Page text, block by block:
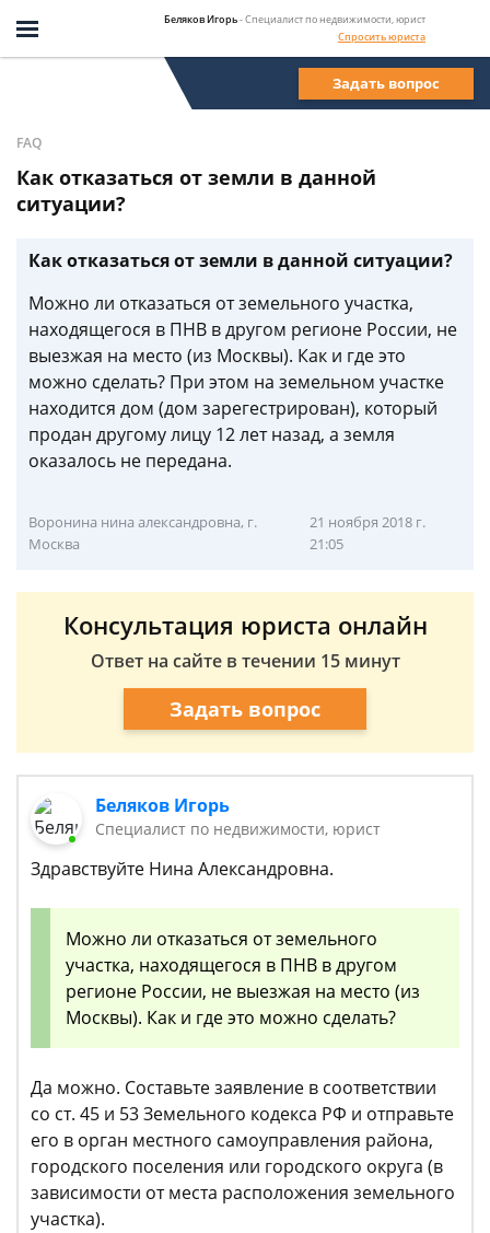
Беляков Игорь- Специалист по недвижимости, юрист
Спросить юриста
Задать вопрос
FAQ
Как отказаться от земли в данной
ситуации?
Как отказаться от земли в данной ситуации?
Можно ли отказаться от земельного участка,
находящегося в ПНВ в другом регионе России, не
выезжая на место (из Москвы). Как и где это
можно сделать? При этом на земельном участке
находится дом (дом зарегестрирован), который
продан другому лицу 12 лет назад, а земля
оказалось не передана.
Воронина нина александровна, г.
Москва
21 ноября 2018 г.
21:05
Консультация юриста онлайн
Ответ на сайте в течении 15 минут
Задать вопрос
Беляков Игорь
Специалист по недвижимости, юрист
Здравствуйте Нина Александровна.
Можно ли отказаться от земельного
участка, находящегося в ПНВ в другом
регионе России, не выезжая на место (из
Москвы). Как и где это можно сделать?
Да можно. Составьте заявление в соответствии
со ст. 45 и 53 Земельного кодекса РФ и отправьте
его в орган местного самоуправления района,
городского поселения или городского округа (в
зависимости от места расположения земельного
участка).